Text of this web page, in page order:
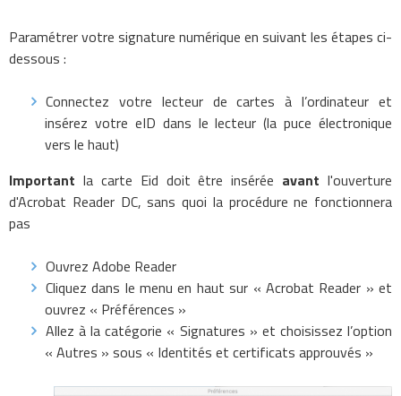
Paramétrer votre signature numérique en suivant les étapes ci-
dessous :
Connectez votre lecteur de cartes à l’ordinateur et
insérez votre eID dans le lecteur(la puce électronique
vers le haut)
Important la carte Eid doit être insérée avant l'ouverture
d'Acrobat Reader DC, sans quoi la procédure ne fonctionnera
pas
Ouvrez Adobe Reader
Cliquez dans le menu en haut sur « Acrobat Reader » et
ouvrez « Préférences »
Allez à la catégorie « Signatures » et choisissez l’option
« Autres » sous « Identités et certificats approuvés »